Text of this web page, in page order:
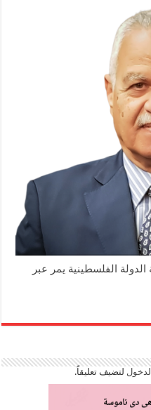
الفلسطينية يمر عبر
لتضيف تعليقاً.